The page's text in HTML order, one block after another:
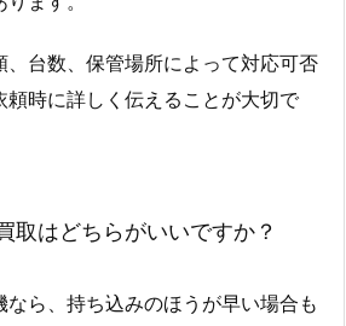
、台数、保管場所によって対応可否
頼時に詳しく伝えることが大切で
取はどちらがいいですか？
ら、持ち込みのほうが早い場合も